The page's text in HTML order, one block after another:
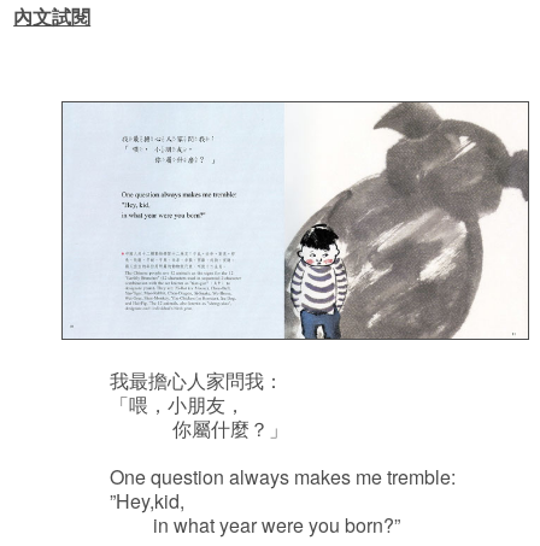
內文試閱
我最擔心人家問我：
「喂，小朋友，
你屬什麼？」
One question always makes me trembl­­­e:
”Hey,kid,
in what year were you born?”